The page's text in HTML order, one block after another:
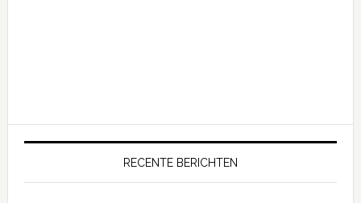
RECENTE BERICHTEN